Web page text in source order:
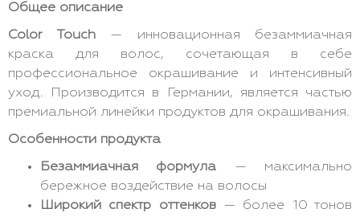
Общее описание
Color Touch— инновационная безаммиачная
краска для волос, сочетающая в себе
профессиональное окрашивание и интенсивный
уход. Производится в Германии, является частью
премиальной линейки продуктов для окрашивания.
Особенности продукта
Безаммиачная формула — максимально
бережное воздействие на волосы
Широкий спектр оттенков— более 10 тонов